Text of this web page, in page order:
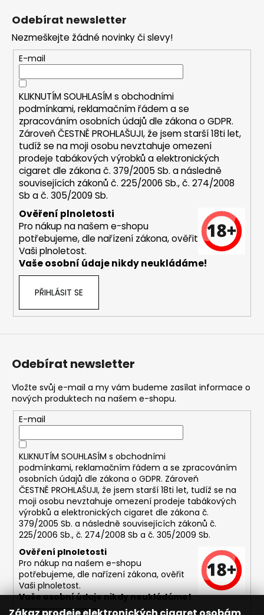
a
c
í
p
r
v
k
y
v
ý
p
i
Odebírat newsletter
Nezmeškejte žádné novinky či slevy!
E-mail
KLIKNUTÍM SOUHLASÍM s obchodními
podmínkami,reklamačním řádem a se
zpracováním osobních údajů dle zákona oGDPR.
Zároveň ČESTNĚ PROHLAŠUJI, že jsem starší 18ti let,
tudíž se na moji osobu nevztahuje omezení
prodeje tabákových výrobků a elektronických
cigaret dle zákona č. 379/2005 Sb. a následně
souvisejících zákonů č. 225/2006 Sb., č. 274/2008
Sb a č. 305/2009 Sb.
Ověření plnoletosti
Pro nákup na našem e-shopu
potřebujeme, dle nařízení zákona, ověřit
Vaši plnoletost.
Vaše osobní údaje nikdy neukládáme!
PŘIHLÁSIT SE
Odebírat newsletter
Vložte svůj e-mail a my vám budeme zasílat informace o
nových produktech na našem e-shopu.
E-mail
KLIKNUTÍM SOUHLASÍM s obchodními
podmínkami, reklamačním řádem a se zpracováním
osobních údajů dle zákona o GDPR. Zároveň
ČESTNĚ PROHLAŠUJI, že jsem starší 18ti let, tudíž se na
moji osobu nevztahuje omezení prodeje tabákových
výrobků a elektronických cigaret dle zákona č.
379/2005 Sb. a následně souvisejících zákonů č.
225/2006 Sb., č. 274/2008 Sb a č. 305/2009 Sb.
Ověření plnoletosti
Pro nákup na našem e-shopu
potřebujeme, dle nařízení zákona, ověřit
Vaši plnoletost.
Vaše osobní údaje nikdy neukládáme!